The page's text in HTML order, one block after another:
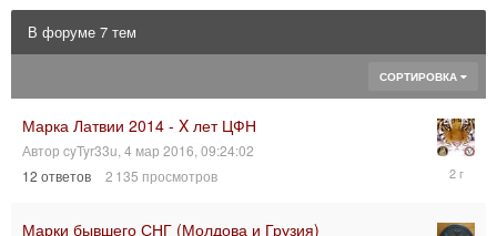
В форуме 7 тем
СОРТИРОВКА
Марка Латвии 2014 - X лет ЦФН
Автор cyTyr33u 4 мар 2016, 09:24:02
12 ответов 2 135 просмотров
19
15:08:04
Марки бывшего СНГ (Молдова и Грузия)